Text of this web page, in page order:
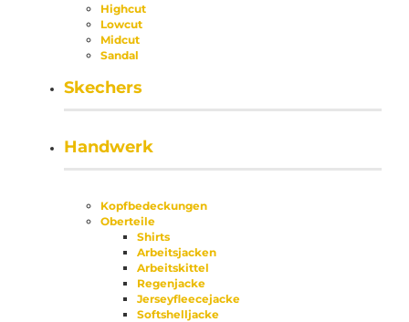
Highcut
Lowcut
Midcut
Sandal
Skechers
Handwerk
Kopfbedeckungen
Oberteile
Shirts
Arbeitsjacken
Arbeitskittel
Regenjacke
Jerseyfleecejacke
Softshelljacke